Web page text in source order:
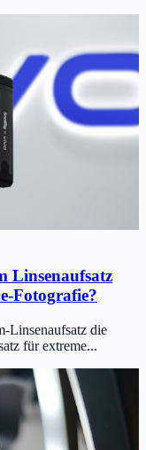
Linsenaufsatz
Fotografie?
Linsenaufsatz die
für extreme...